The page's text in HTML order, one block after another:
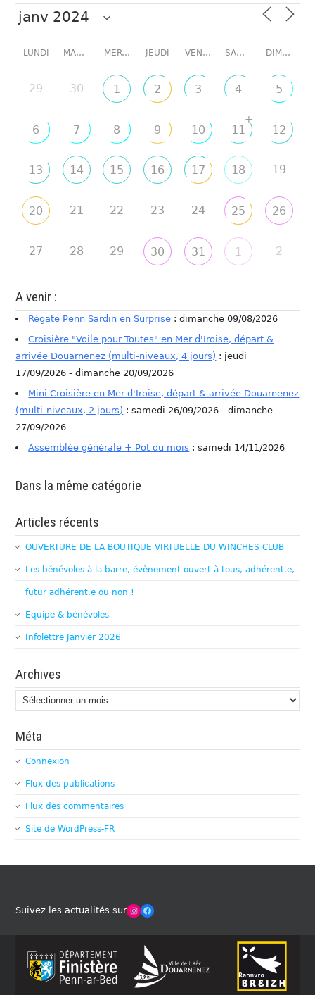
LUNDI MARDI MERCREDI JEUDI VENDREDI SAMEDI DIMANCHE
29 30 1 2 3 4 5
6 7 8 9 10 11
+
12
13 14 15 16 17 18 19
20 21 22 23 24 25 26
27 28 29 30 31 1 2
A venir :
Régate Penn Sardin en Surprise : dimanche 09/08/2026
Croisière "Voile pour Toutes" en Mer d'Iroise, départ &
arrivée Douarnenez (multi-niveaux, 4 jours) : jeudi
17/09/2026 - dimanche 20/09/2026
Mini Croisière en Mer d'Iroise, départ & arrivée Douarnenez
(multi-niveaux, 2 jours) : samedi 26/09/2026 - dimanche
27/09/2026
Assemblée générale + Pot du mois : samedi 14/11/2026
Dans la même catégorie
Articles récents
OUVERTURE DE LA BOUTIQUE VIRTUELLE DU WINCHES CLUB
Les bénévoles à la barre, évènement ouvert à tous, adhérent.e,
futur adhérent.e ou non !
Equipe & bénévoles
Infolettre Janvier 2026
Archives
Archives
Méta
Connexion
Flux des publications
Flux des commentaires
Site de WordPress-FR
Suivez les actualités surWinches Club OfficielFacebook